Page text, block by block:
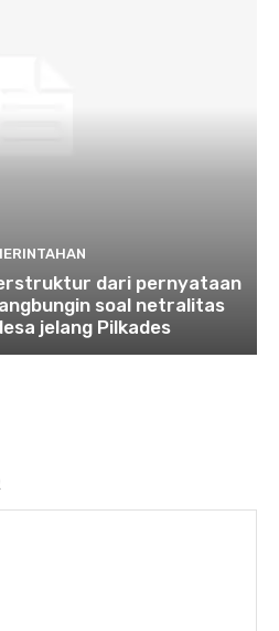
dari pernyataan
soal netralitas
jelang Pilkades